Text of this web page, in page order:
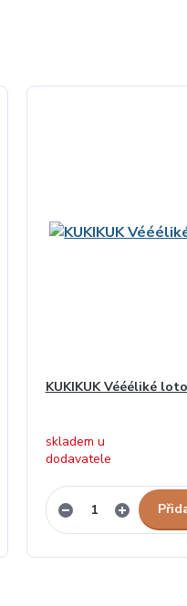
KUKIKUK Véééliké
skladem u
dodavatele